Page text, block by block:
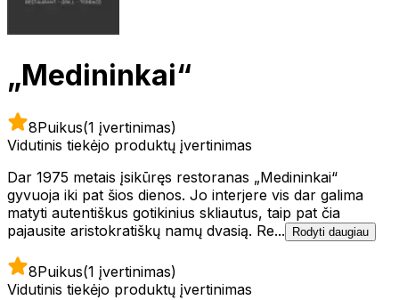
„Medininkai“
8Puikus(1 įvertinimas)
Vidutinis tiekėjo produktų įvertinimas
Dar 1975 metais įsikūręs restoranas „Medininkai“
gyvuoja iki pat šios dienos. Jo interjere vis dar galima
matyti autentiškus gotikinius skliautus, taip pat čia
pajausite aristokratiškų namų dvasią. Re...
Rodyti daugiau
8Puikus(1 įvertinimas)
Vidutinis tiekėjo produktų įvertinimas